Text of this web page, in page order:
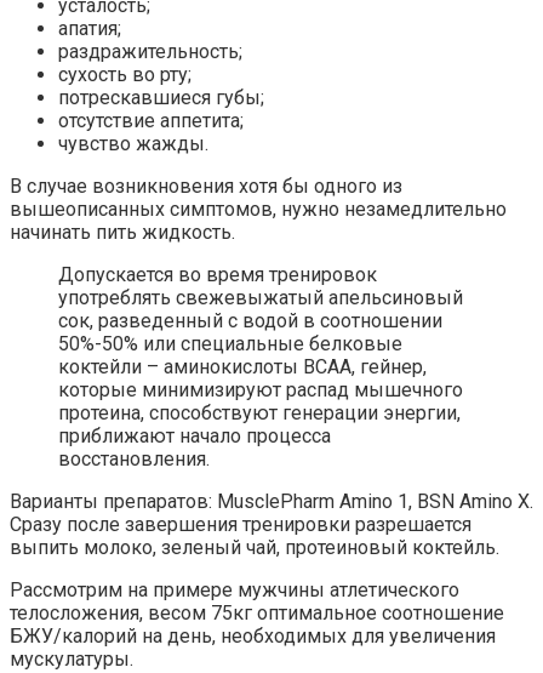
усталость;
апатия;
раздражительность;
сухость во рту;
потрескавшиеся губы;
отсутствие аппетита;
чувство жажды.
В случае возникновения хотя бы одного из
вышеописанных симптомов, нужно незамедлительно
начинать пить жидкость.
Допускается во время тренировок
употреблять свежевыжатый апельсиновый
сок, разведенный с водой в соотношении
50%-50% или специальные белковые
коктейли – аминокислоты ВСАА, гейнер,
которые минимизируют распад мышечного
протеина, способствуют генерации энергии,
приближают начало процесса
восстановления.
Варианты препаратов: MusclePharm Amino 1, BSN Amino X.
Сразу после завершения тренировки разрешается
выпить молоко, зеленый чай, протеиновый коктейль.
Рассмотрим на примере мужчины атлетического
телосложения, весом 75кг оптимальное соотношение
БЖУ/калорий на день, необходимых для увеличения
мускулатуры.